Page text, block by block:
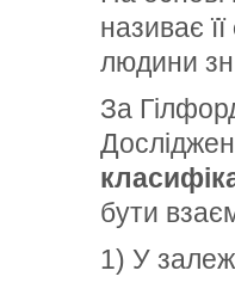
на­зиває її
людини
За
бути
1) У